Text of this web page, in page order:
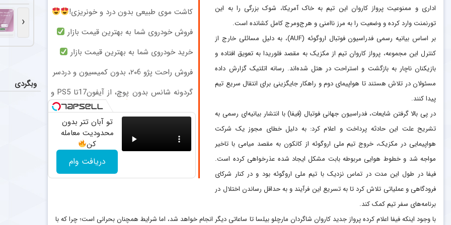
کاشت موی طبیعی بدون درد و خونریزی!
فروش خودروی شما به بهترین قیمت بازار
خرید خودروی شما به بهترین قیمت بازار
فروش راحت پژو ۲۰6، بدون کمیسیون و دردسر
گردونه شانس بدون پوچ، از آیفون17تا PS5 و
تو آبان تتر بدون
محدودیت معامله
کن
دریافت وام
اداری و ممنوعیت پرواز کاروان این تیم به خاک آمریکا، شوک بزرگی را به این
تورنمنت وارد کرده و وضعیت را به مرز ناامنی و هرج‌ومرج کامل کشانده است.
بر اساس بیانیه رسمی فدراسیون فوتبال اروگوئه (AUF)، به دلیل مسائلی خارج از
کنترل این مجموعه، پرواز کاروان تیم از مکزیک به مقصد فلوریدا به تعویق افتاده و
بازیکنان ناچار به بازگشت و استراحت در هتل شده‌اند. رسانه اتلتیک گزارش داده
مسئولان در تلاش هستند تا هواپیمای دوم و راهکار جایگزینی برای انتقال سریع تیم
پیدا کنند.
در پی بالا گرفتن شایعات، فدراسیون جهانی فوتبال (فیفا) با انتشار بیانیه‌ای رسمی به
تشریح علت این حادثه پرداخت و اعلام کرد: به دلیل خطای مجوز یک شرکت
هواپیمایی در مکزیک، خروج تیم ملی اروگوئه از کانکون به مقصد میامی با تاخیر
مواجه شد و خطوط هوایی مربوطه بابت مشکل ایجاد شده عذرخواهی کرده است.
فیفا در طول این مدت در تماس نزدیک با تیم ملی اروگوئه بود و در کنار شرکای
فرودگاهی و عملیاتی تلاش کرد تا به تسریع این فرآیند و به حداقل رساندن اختلال در
برنامه‌های سفر تیم کمک کند.
با وجود اینکه فیفا اعلام کرده پرواز جدید کاروان شاگردان مارچلو بیلسا تا ساعاتی دیگر انجام خواهد شد، اما شرایط همچنان بحرانی است؛ چرا که با
دیدیه
اخبار سکوت
مهدی
‹
وبگردی